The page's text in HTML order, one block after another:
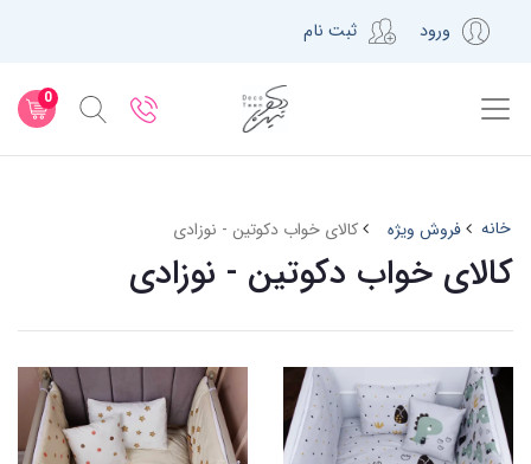
ورود ثبت نام
0
خانه فروش ویژه کالای خواب دکوتین - نوزادی
کالای خواب دکوتین - نوزادی